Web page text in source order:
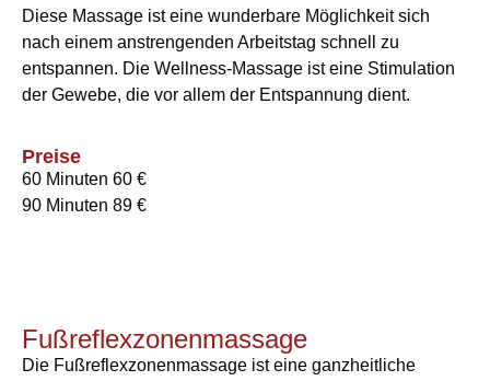
Diese Massage ist eine wunderbare Möglichkeit sich
nach einem anstrengenden Arbeitstag schnell zu
entspannen. Die Wellness-Massage ist eine Stimulation
der Gewebe, die vor allem der Entspannung dient.
Preise
60 Minuten 60 €
90 Minuten 89 €
Fußreflexzonenmassage
Die Fußreflexzonenmassage ist eine ganzheitliche